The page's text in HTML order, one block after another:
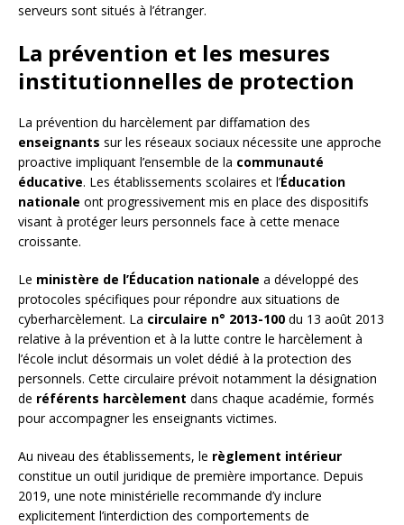
serveurs sont situés à l’étranger.
La prévention et les mesures
institutionnelles de protection
La prévention du harcèlement par diffamation des
enseignants sur les réseaux sociaux nécessite une approche
proactive impliquant l’ensemble de la communauté
éducative. Les établissements scolaires et l’Éducation
nationale ont progressivement mis en place des dispositifs
visant à protéger leurs personnels face à cette menace
croissante.
Le ministère de l’Éducation nationale a développé des
protocoles spécifiques pour répondre aux situations de
cyberharcèlement. La circulaire n° 2013-100 du 13 août 2013
relative à la prévention et à la lutte contre le harcèlement à
l’école inclut désormais un volet dédié à la protection des
personnels. Cette circulaire prévoit notamment la désignation
de référents harcèlement dans chaque académie, formés
pour accompagner les enseignants victimes.
Au niveau des établissements, le règlement intérieur
constitue un outil juridique de première importance. Depuis
2019, une note ministérielle recommande d’y inclure
explicitement l’interdiction des comportements de